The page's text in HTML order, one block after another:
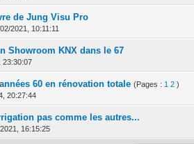
de Jung Visu Pro
2021, 10:11:11
sur 5 en moyenne
1 2345
Showroom KNX dans le 67
23:30:07
sur 5 en moyenne
12345
60 en rénovation totale (Pages : 1 2 )
20:27:44
- 4.5 sur 5 en moyenne
12 34 5
pas comme les autres...
16:15:25
sur 5 en moyenne
123 45